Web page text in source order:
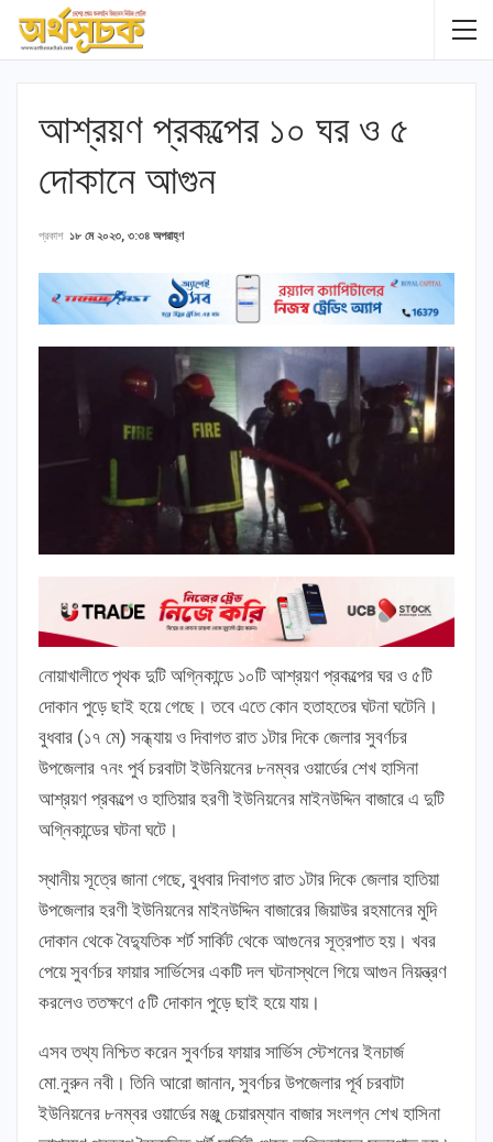
আশ্রয়ণ প্রকল্পের ১০ ঘর ও ৫
দোকানে আগুন
প্রকাশ ১৮ মে ২০২৩, ৩:৩৪ অপরাহ্ণ
নোয়াখালীতে পৃথক দুটি অগ্নিকান্ডে ১০টি আশ্রয়ণ প্রকল্পের ঘর ও ৫টি
দোকান পুড়ে ছাই হয়ে গেছে। তবে এতে কোন হতাহতের ঘটনা ঘটেনি।
বুধবার (১৭ মে) সন্ধ্যায় ও দিবাগত রাত ১টার দিকে জেলার সুবর্ণচর
উপজেলার ৭নং পুর্ব চরবাটা ইউনিয়নের ৮নম্বর ওয়ার্ডের শেখ হাসিনা
আশ্রয়ণ প্রকল্পে ও হাতিয়ার হরণী ইউনিয়নের মাইনউদ্দিন বাজারে এ দুটি
অগ্নিকান্ডের ঘটনা ঘটে।
স্থানীয় সূত্রে জানা গেছে, বুধবার দিবাগত রাত ১টার দিকে জেলার হাতিয়া
উপজেলার হরণী ইউনিয়নের মাইনউদ্দিন বাজারের জিয়াউর রহমানের মুদি
দোকান থেকে বৈদ্যুতিক শর্ট সার্কিট থেকে আগুনের সূত্রপাত হয়। খবর
পেয়ে সুবর্ণচর ফায়ার সার্ভিসের একটি দল ঘটনাস্থলে গিয়ে আগুন নিয়ন্ত্রণ
করলেও ততক্ষণে ৫টি দোকান পুড়ে ছাই হয়ে যায়।
এসব তথ্য নিশ্চিত করেন সুবর্ণচর ফায়ার সার্ভিস স্টেশনের ইনচার্জ
মো.নুরুন নবী। তিনি আরো জানান, সুবর্ণচর উপজেলার পূর্ব চরবাটা
ইউনিয়নের ৮নম্বর ওয়ার্ডের মঞ্জু চেয়ারম্যান বাজার সংলগ্ন শেখ হাসিনা